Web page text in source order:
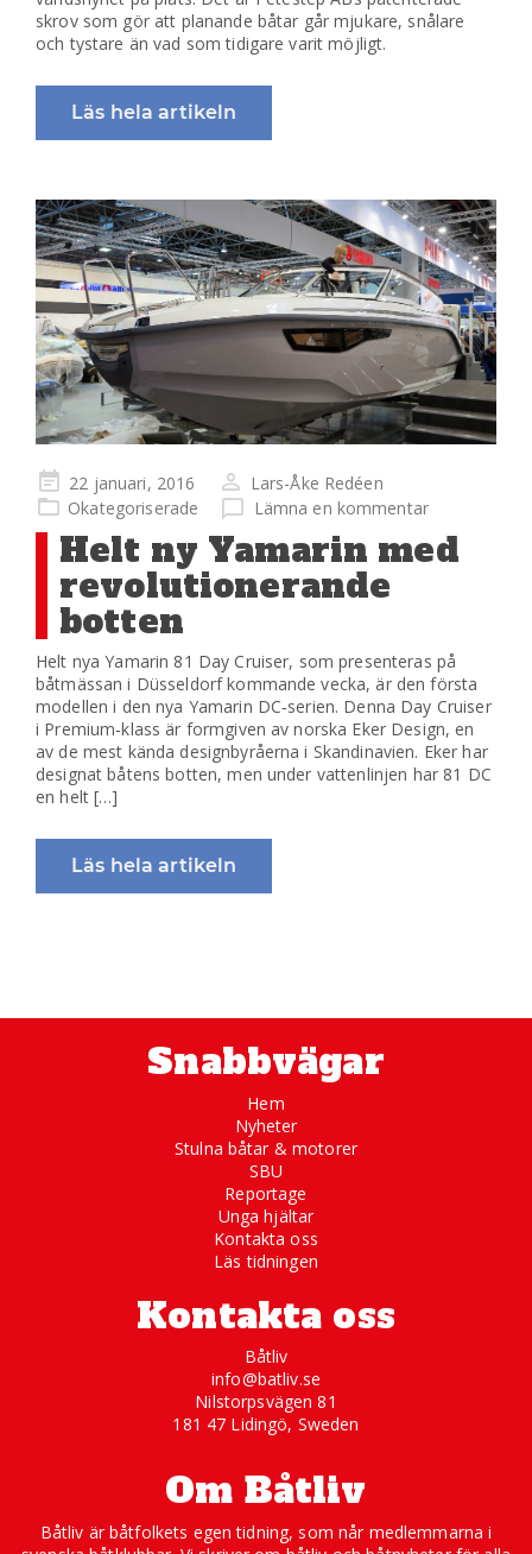
skrov som gör att planande båtar går mjukare, snålare
och tystare än vad som tidigare varit möjligt.
Läs hela artikeln
Publicerad
på
22 januari, 2016
Lars-Åke Redéen
Okategoriserade
Lämna en kommentar
Helt ny Yamarin med
revolutionerande
botten
Helt nya Yamarin 81 Day Cruiser, som presenteras på
båtmässan i Düsseldorf kommande vecka, är den första
modellen i den nya Yamarin DC‐serien. Denna Day Cruiser
i Premium‐klass är formgiven av norska Eker Design, en
av de mest kända designbyråerna i Skandinavien. Eker har
designat båtens botten, men under vattenlinjen har 81 DC
en helt […]
Läs hela artikeln
Snabbvägar
Hem
Nyheter
Stulna båtar & motorer
SBU
Reportage
Unga hjältar
Kontakta oss
Läs tidningen
Kontakta oss
Båtliv
info@batliv.se
Nilstorpsvägen 81
181 47 Lidingö, Sweden
Om Båtliv
Båtliv är båtfolkets egen tidning, som når medlemmarna i